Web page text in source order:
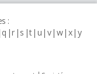
:
q r s t u v w x y